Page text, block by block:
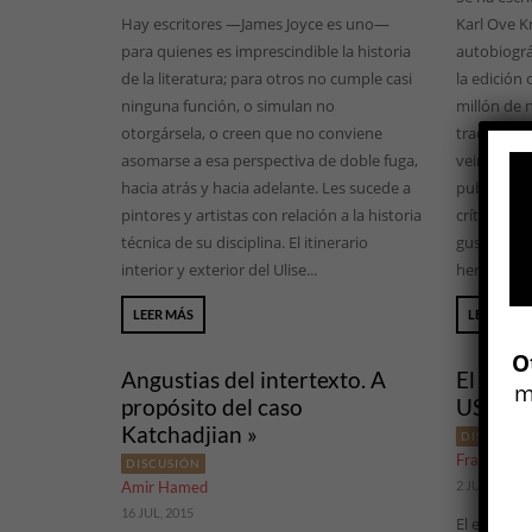
Hay escritores —James Joyce es uno—
para quienes es imprescindible la historia
de la literatura; para otros no cumple casi
ninguna función, o simulan no
otorgársela, o creen que no conviene
asomarse a esa perspectiva de doble fuga,
hacia atrás y hacia adelante. Les sucede a
pintores y artistas con relación a la historia
técnica de su disciplina. El itinerario
interior y exterior del Ulise...
LEER MÁS
Angustias del intertexto. A
propósito del caso
Katchadjian »
DISCUSIÓN
Amir Hamed
16 JUL, 2015
Karl Ove
la edición
millón de
traducida
veinte
críticos y
gusto ver
LEER MÁS
El
USA »
DISCUSIÓN
Francisco
2 JUL, 2015
El